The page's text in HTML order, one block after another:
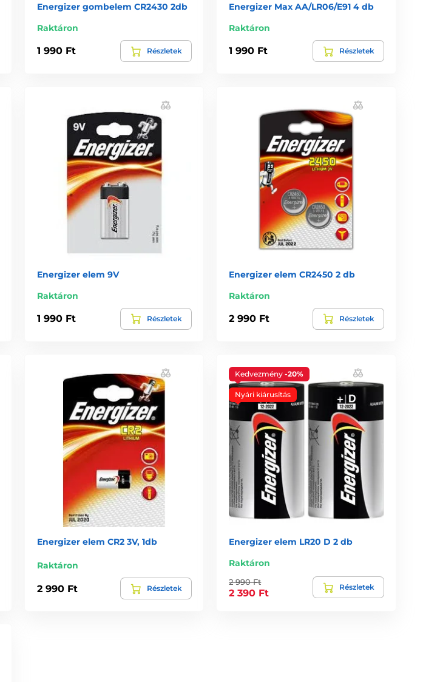
Energizer gombelem CR2430 2db
Raktáron
1 990 Ft Részletek
Energizer Max AA/LR06/E91 4 db
Raktáron
1 990 Ft Részletek
Energizer elem 9V
Raktáron
1 990 Ft Részletek
Energizer elem CR2450 2 db
Raktáron
2 990 Ft Részletek
Energizer elem CR2 3V, 1db
Raktáron
2 990 Ft Részletek
Kedvezmény-20%
Nyári kiárusítás
Energizer elem LR20 D 2 db
Raktáron
2 990 Ft
2 390 Ft
Részletek